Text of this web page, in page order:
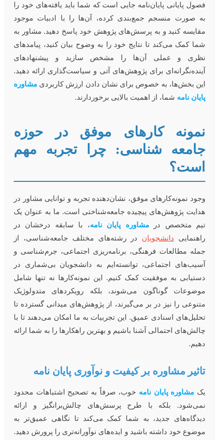
پایانی پایان‌نامه جایی است که شما باید یافته‌های خود را
صورت منسجم جمع‌بندی کرده، آن‌ها را با ادبیات موجود
کنید و به پرسش‌های پژوهش خود پاسخ دهید. مشاور به
کمک می‌کند تا نتایج خود را به وضوح بیان کنید، پیامدهای
و عملی آن‌ها را مشخص سازید و پیشنهادهای
برای پژوهش‌های آتی و سیاست‌گذاری ارائه دهید.
بخش‌ها، به خصوص برای نشان دادن ارزش کاربردیمشاوره
نامهشما، از اهمیت بالایی برخوردارند.
کارهای موفق در حوزه
شناسی: چرا تجربه مهم
نمونه‌کارهای موفق، نشان‌دهنده تجربه و توانایی مشاور در
پژوهش‌های پیچیده جامعه‌شناختی است. ما به عنوان یک
متخصص در
مشاوره پایان نامه ، با سابقه درخشان در
دانشجویاندر رشته‌های مختلف جامعه‌شناسی، از
مطالعات فرهنگی، برنامه‌ریزی اجتماعی، جرم‌شناسی و
اجتماعی، توانسته‌ایم به دانشجویان بی‌شماری در
به موفقیت کمک کنیم. این نمونه‌کارها نه تنها شامل
گوناگون می‌شوند، بلکه رویکردهای متدولوژیک
را نیز در بر می‌گیرند، از پژوهش‌های میدانی گسترده تا
اسنادی عمیق. این تجربیات به ما امکان می‌دهند تا با
احتمالی آشنا باشیم و بهترین راهکارها را به شما ارائه
مشاوره بر کیفیت و نوآوری پایان نامه
مشاوره پایان نامه خوب، صرفاً به تصحیح اشتباهات محدود
بلکه با طرح پرسش‌های چالش‌برانگیز و ارائه
جدید، به شما کمک می‌کند تا نگاهی عمیق‌تر به
خود داشته باشید و ایده‌های نوآورانه‌تری را پرورش دهید.